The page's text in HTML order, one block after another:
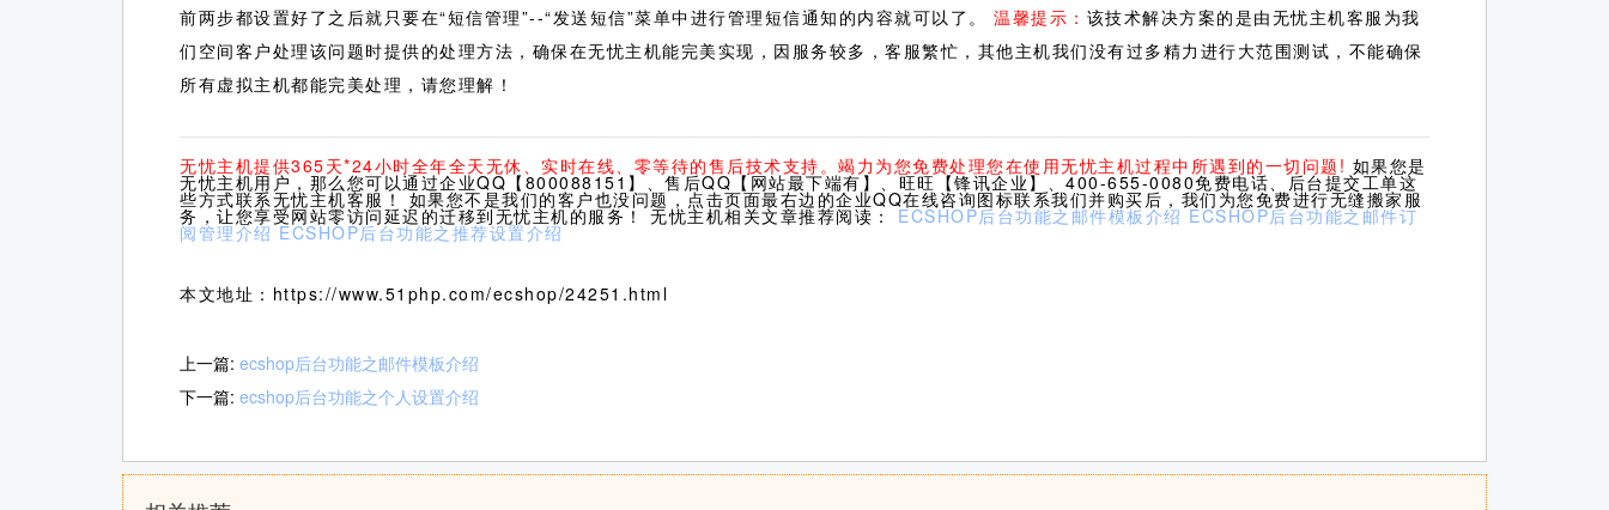
前两步都设置好了之后就只要在“短信管理”--“发送短信”菜单中进行管理短信通知的内容就可以了。 温馨提示： 该技术解决方案的是由无忧主机客服为我
们空间客户处理该问题时提供的处理方法，确保在无忧主机能完美实现，因服务较多，客服繁忙，其他主机我们没有过多精力进行大范围测试，不能确保
所有虚拟主机都能完美处理，请您理解！
无忧主机提供365天*24小时全年全天无休、实时在线、零等待的售后技术支持。竭力为您免费处理您在使用无忧主机过程中所遇到的一切问题! 如果您是
无忧主机用户，那么您可以通过企业QQ【800088151】、售后QQ【网站最下端有】、旺旺【锋讯企业】、400-655-0080免费电话、后台提交工单这
些方式联系无忧主机客服！ 如果您不是我们的客户也没问题，点击页面最右边的企业QQ在线咨询图标联系我们并购买后，我们为您免费进行无缝搬家服
务，让您享受网站零访问延迟的迁移到无忧主机的服务！ 无忧主机相关文章推荐阅读： ECSHOP后台功能之邮件模板介绍 ECSHOP后台功能之邮件订
阅管理介绍 ECSHOP后台功能之推荐设置介绍
本文地址：https://www.51php.com/ecshop/24251.html
上一篇: ecshop后台功能之邮件模板介绍
下一篇: ecshop后台功能之个人设置介绍